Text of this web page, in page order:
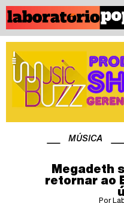
MÚSICA
Megadeth
retornar ao
Por